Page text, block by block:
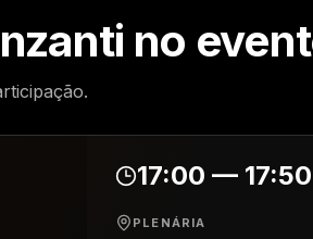
no
17:00 — 17:50
PLENÁRIA